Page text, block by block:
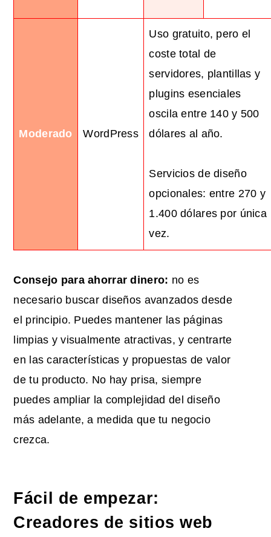
Moderado WordPress
Uso gratuito, pero el
coste total de
servidores, plantillas y
plugins esenciales
oscila entre 140 y 500
dólares al año.
Servicios de diseño
opcionales: entre 270 y
1.400 dólares por única
vez.
Consejo para ahorrar dinero: no es
necesario buscar diseños avanzados desde
el principio. Puedes mantener las páginas
limpias y visualmente atractivas, y centrarte
en las características y propuestas de valor
de tu producto. No hay prisa, siempre
puedes ampliar la complejidad del diseño
más adelante, a medida que tu negocio
crezca.
Fácil de empezar:
Creadores de sitios web